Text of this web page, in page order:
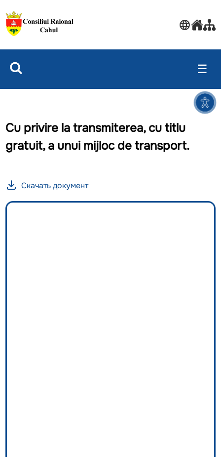
☰
Cu privire la transmiterea, cu titlu
gratuit, a unui mijloc de transport.
Скачать документ